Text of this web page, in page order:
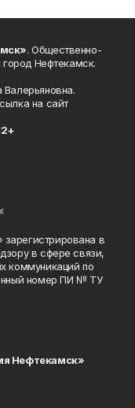
. Общественно-
город Нефтекамск.
на сайт
в
в сфере связи,
коммуникаций по
номер ПИ № ТУ
Нефтекамск»